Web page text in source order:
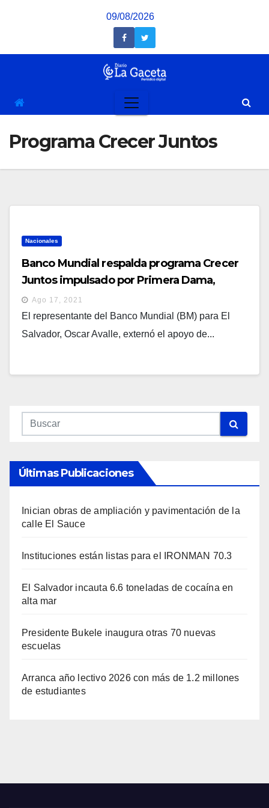
09/08/2026
Programa Crecer Juntos
Nacionales
Banco Mundial respalda programa Crecer
Juntos impulsado por Primera Dama,
Gabriela de Bukele
Ago 17, 2021
El representante del Banco Mundial (BM) para El
Salvador, Oscar Avalle, externó el apoyo de...
Últimas Publicaciones
Inician obras de ampliación y pavimentación de la
calle El Sauce
Instituciones están listas para el IRONMAN 70.3
El Salvador incauta 6.6 toneladas de cocaína en
alta mar
Presidente Bukele inaugura otras 70 nuevas
escuelas
Arranca año lectivo 2026 con más de 1.2 millones
de estudiantes